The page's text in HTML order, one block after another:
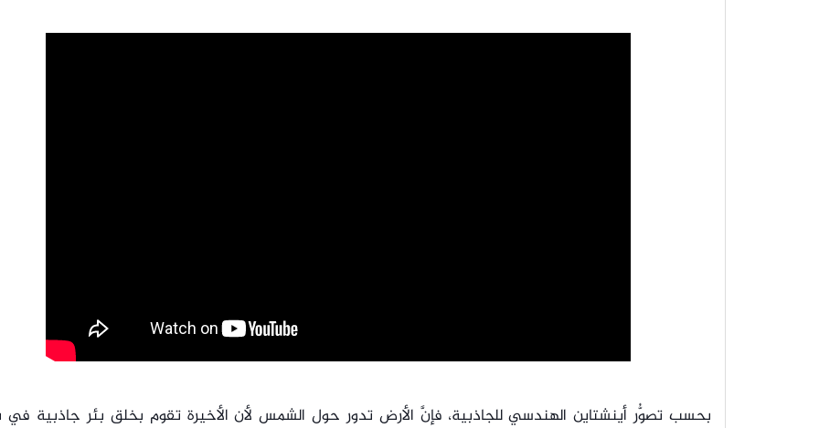
بحسب تصوُّر أينشتاين الهندسي للجاذبية، فإنَّ الأرض تدور حول الشمس لأن الأخيرة تقوم بخلق بئر جاذبية